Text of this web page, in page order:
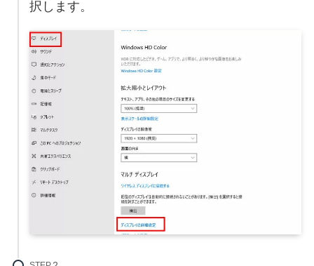
択します。